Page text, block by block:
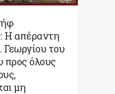
Η απέραντη
του
προς όλους
μη